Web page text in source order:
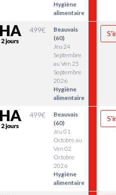
Hygiène
alimentaire
499€
Beauvais
(60)
Jeu 24
Septembre
au Ven 25
Septembre
2026
Hygiène
alimentaire
499€
Beauvais
(60)
Jeu 01
Octobre au
Ven 02
Octobre
2026
Hygiène
alimentaire